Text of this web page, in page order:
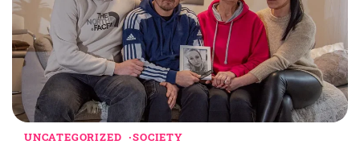
UNCATEGORIZED SOCIETY